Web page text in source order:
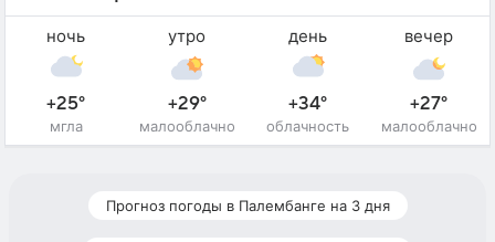
ночь
+25°
мгла
утро
+29°
малооблачно
день
+34°
облачность
вечер
+27°
малооблачно
Прогноз погоды в Палембанге на 3 дня